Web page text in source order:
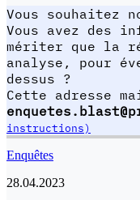
Vous souhaitez
Vous avez des
mériter que la
analyse, pour
dessus ?
Cette adresse
instructions)
Enquêtes
28.04.2023